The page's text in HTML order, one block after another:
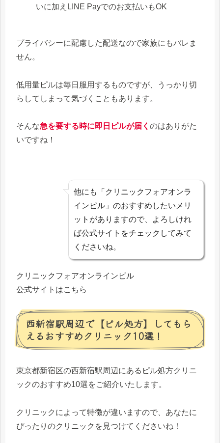
いに加えLINE Payでのお支払いもOK
プライバシーに配慮した配送なので家族にもバレま
せん。
低用量ピルは毎日服用するものですが、うっかり切
らしてしまって気づくこともあります。
そんな急を要する時に即日ピルが届く のはありがた
いですね！
他にも「クリニックフォアオンラ
インピル」のおすすめしたいメリ
ットがありますので、よろしけれ
ば公式サイトをチェックしてみて
くださいね。
クリニックフォアオンラインピル
公式サイトはこちら
西新宿駅周辺で【ピル処方】してもら
えるおすすめクリニック10選！
東京都新宿区の西新宿駅周辺にあるピル処方クリニ
ックのおすすめ10選をご紹介いたします。
クリニックによって特徴が違いますので、あなたに
ぴったりのクリニックを見つけてくださいね！